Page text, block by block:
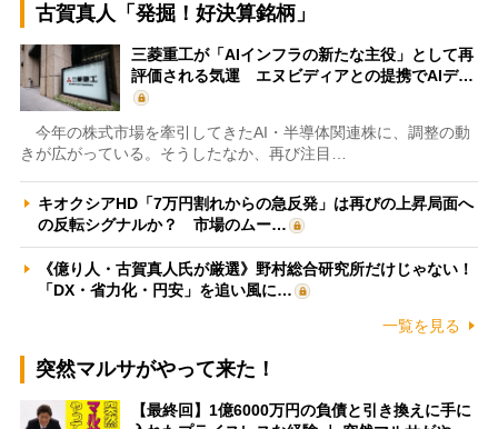
古賀真人「発掘！好決算銘柄」
三菱重工が「AIインフラの新たな主役」として再
評価される気運 エヌビディアとの提携でAIデ…
今年の株式市場を牽引してきたAI・半導体関連株に、調整の動
きが広がっている。そうしたなか、再び注目…
キオクシアHD「7万円割れからの急反発」は再びの上昇局面へ
の反転シグナルか？ 市場のムー…
《億り人・古賀真人氏が厳選》野村総合研究所だけじゃない！
「DX・省力化・円安」を追い風に…
一覧を見る
突然マルサがやって来た！
【最終回】1億6000万円の負債と引き換えに手に